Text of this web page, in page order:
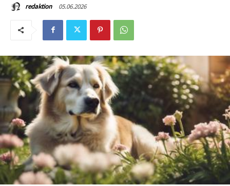
redaktion 05.06.2026